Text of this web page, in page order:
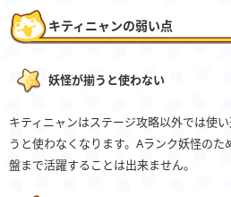
キティニャンの弱い点
妖怪が揃うと使わない
キティニャンはステージ攻略以外では使
うと使わなくなります。Aランク妖怪の
盤まで活躍することは出来ません。